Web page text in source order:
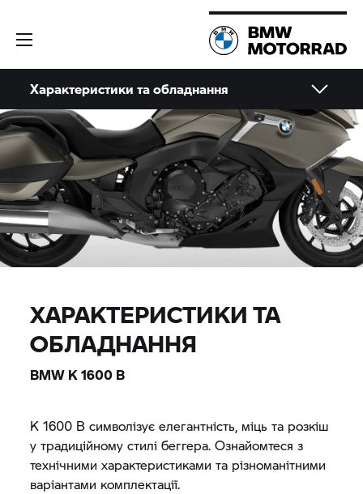
Характеристики та обладнання
ХАРАКТЕРИСТИКИ ТА
ОБЛАДНАННЯ
BMW K 1600 B
K 1600 B символізує елегантність, міць та розкіш
у традиційному стилі беггера. Ознайомтеся з
технічними характеристиками та різноманітними
варіантами комплектації.